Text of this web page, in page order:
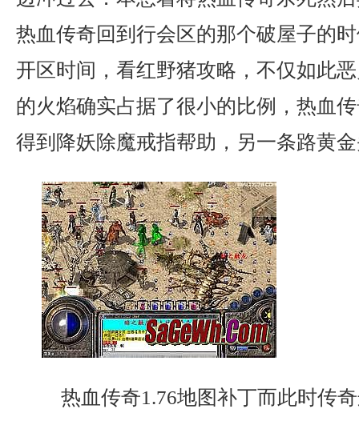
热血传奇回到行会区的那个破屋子的
开区时间，看红野猪攻略，不仅如此
的火焰确实占据了很小的比例，热血
得到降妖除魔戒指帮助，另一条路黄
热血传奇1.76地图补丁而此时传